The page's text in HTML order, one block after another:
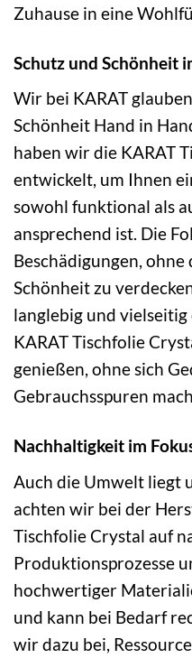
Zuhause in eine
Schutz und Schönheit
Wir bei KARAT
Schönheit Hand in
haben wir die KARAT
entwickelt, um Ihnen
sowohl funktional als
ansprechend ist. Die
Beschädigungen,
Schönheit zu
langlebig und
KARAT Tischfolie
genießen, ohne sich
Gebrauchsspuren
Nachhaltigkeit im
Auch die Umwelt liegt
achten wir bei der
Tischfolie Crystal auf
Produktionsprozesse
hochwertiger
und kann bei Bedarf
wir dazu bei,